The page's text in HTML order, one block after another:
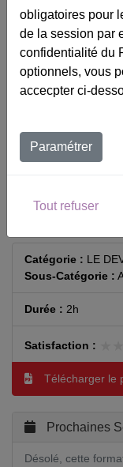
Catalogue
Contact
Accessibilité
Catégorie : LE
Sous-Catégorie :
Durée : 2h
Satisfaction :
Télécharger le
Prochaines
Désolé, cette
obligatoires pour
de la session par
confidentialité du
optionnels, vous
accecpter ci-
Paramétrer
Tout refuser